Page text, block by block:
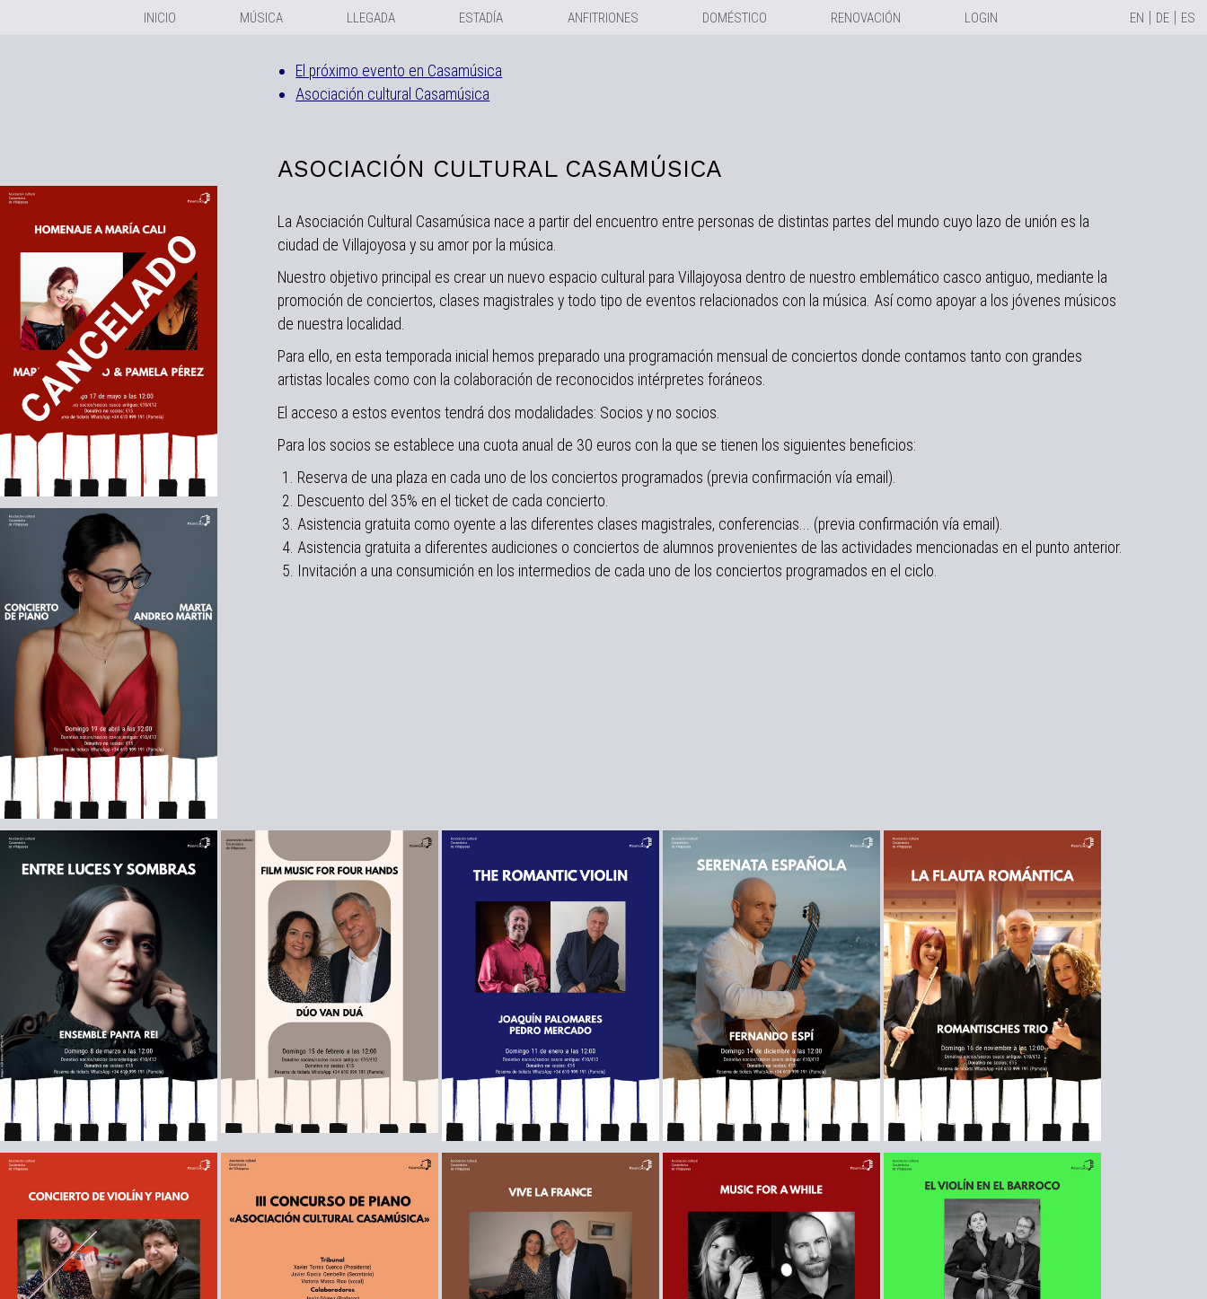
INICIO MÚSICA LLEGADA ESTADÍA ANFITRIONES DOMÉSTICO RENOVACIÓN LOGIN EN | DE| ES
El próximo evento en Casamúsica
Asociación cultural Casamúsica
ASOCIACIÓN CULTURAL CASAMÚSICA
La Asociación Cultural Casamúsica nace a partir del encuentro entre personas de distintas partes del mundo cuyo lazo de unión es la
ciudad de Villajoyosa y su amor por la música.
Nuestro objetivo principal es crear un nuevo espacio cultural para Villajoyosa dentro de nuestro emblemático casco antiguo, mediante la
promoción de conciertos, clases magistrales y todo tipo de eventos relacionados con la música. Así como apoyar a los jóvenes músicos
de nuestra localidad.
Para ello, en esta temporada inicial hemos preparado una programación mensual de conciertos donde contamos tanto con grandes
artistas locales como con la colaboración de reconocidos intérpretes foráneos.
El acceso a estos eventos tendrá dos modalidades: Socios y no socios.
Para los socios se establece una cuota anual de 30 euros con la que se tienen los siguientes beneficios:
Reserva de una plaza en cada uno de los conciertos programados (previa confirmación vía email).
Descuento del 35% en el ticket de cada concierto.
Asistencia gratuita como oyente a las diferentes clases magistrales, conferencias... (previa confirmación vía email).
Asistencia gratuita a diferentes audiciones o conciertos de alumnos provenientes de las actividades mencionadas en el punto anterior.
Invitación a una consumición en los intermedios de cada uno de los conciertos programados en el ciclo.